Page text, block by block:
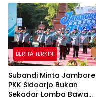
Dibentuk Sejak Dini
BERITA TERKINI
Subandi Minta Jambore
PKK Sidoarjo Bukan
Sekadar Lomba Bawa